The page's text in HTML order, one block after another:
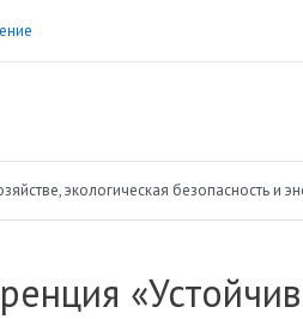
экологическая безопасность и